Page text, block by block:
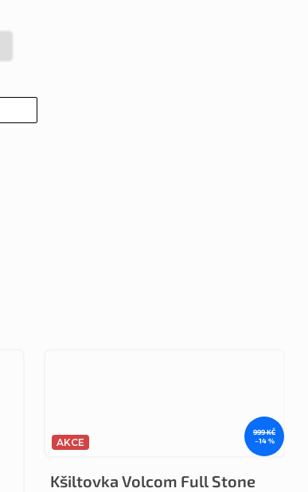
AKCE
999 KČ
–14 %
Kšiltovka Volcom Full Stone